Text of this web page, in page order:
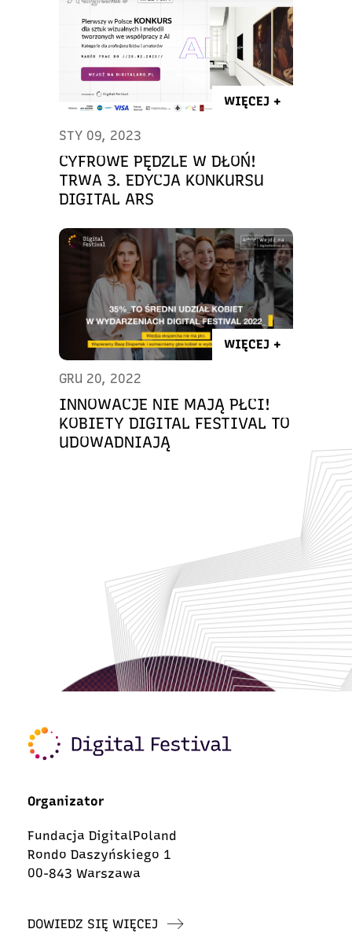
WIĘCEJ +
STY 09, 2023
CYFROWE PĘDZLE W DŁOŃ!
TRWA 3. EDYCJA KONKURSU
DIGITAL ARS
WIĘCEJ +
GRU 20, 2022
INNOWACJE NIE MAJĄ PŁCI!
KOBIETY DIGITAL FESTIVAL TO
UDOWADNIAJĄ
Organizator
Fundacja DigitalPoland
Rondo Daszyńskiego 1
00-843 Warszawa
DOWIEDZ SIĘ WIĘCEJ